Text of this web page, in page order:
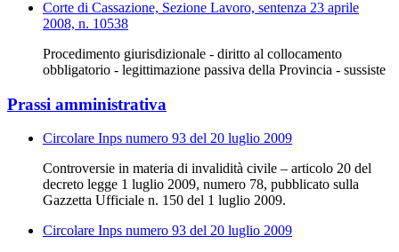
Corte di Cassazione, Sezione Lavoro, sentenza 23 aprile
2008, n. 10538
Procedimento giurisdizionale - diritto al collocamento
obbligatorio - legittimazione passiva della Provincia - sussiste
Prassi amministrativa
Circolare Inps numero 93 del 20 luglio 2009
Controversie in materia di invalidità civile – articolo 20 del
decreto legge 1 luglio 2009, numero 78, pubblicato sulla
Gazzetta Ufficiale n. 150 del 1 luglio 2009.
Circolare Inps numero 93 del 20 luglio 2009